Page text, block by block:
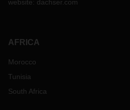
website: dachser.com
AFRICA
Morocco
Tunisia
South Africa